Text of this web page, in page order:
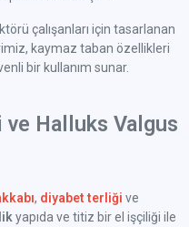
çalışanları için tasarlanan
kaymaz taban özellikleri
bir kullanım sunar.
Halluks Valgus
, diyabet terliği ve
yapıda ve titiz bir el işçiliği ile